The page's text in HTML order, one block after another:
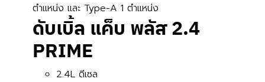
ตำแหน่ง และ Type-A 1 ตำแหน่ง
ดับเบิ้ล แค็บ พลัส 2.4
PRIME
2.4L ดีเซล